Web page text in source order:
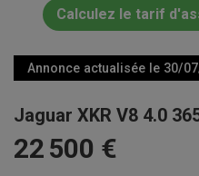
Calculez le tarif
Annonce actualisée le 30/
Jaguar XKR V8 4.0
22 500 €